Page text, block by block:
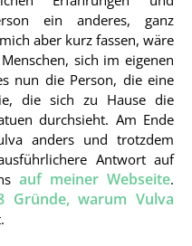
ein anderes, ganz
aber kurz fassen, wäre
sich im eigenen
nun die Person, die eine
die sich zu Hause die
durchsieht. Am Ende
anders und trotzdem
Antwort auf
auf meiner Webseite.
Gründe, warum Vulva